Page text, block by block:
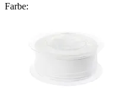
Farbe: